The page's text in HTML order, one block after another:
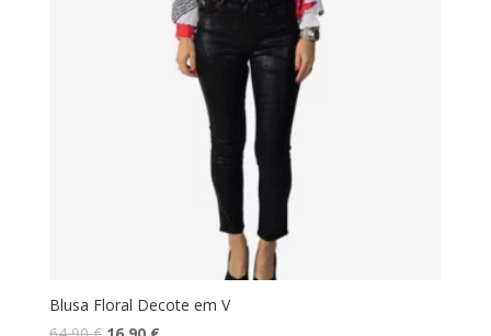
Blusa Floral Decote em V